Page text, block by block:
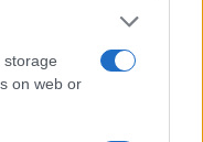
storage
on web or